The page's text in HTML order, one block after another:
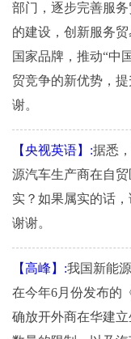
部门，逐步完善服
的建设，创新服务
国家品牌，推动“中
贸竞争的新优势，
谢。
【央视英语】:据悉
源汽车生产商在自
实？如果属实的话
谢谢。
【高峰】:我国新能
在今年6月份发布的
确放开外商在华建